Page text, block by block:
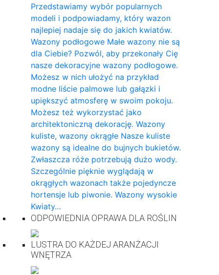
Przedstawiamy wybór popularnych
modeli i podpowiadamy, który wazon
najlepiej nadaje się do jakich kwiatów.
Wazony podłogowe Małe wazony nie są
dla Ciebie? Pozwól, aby przekonały Cię
nasze dekoracyjne wazony podłogowe.
Możesz w nich ułożyć na przykład
modne liście palmowe lub gałązki i
upiększyć atmosferę w swoim pokoju.
Możesz też wykorzystać jako
architektoniczną dekorację. Wazony
kuliste, wazony okrągłe Nasze kuliste
wazony są idealne do bujnych bukietów.
Zwłaszcza róże potrzebują dużo wody.
Szczególnie pięknie wyglądają w
okrągłych wazonach także pojedyncze
hortensje lub piwonie. Wazony wysokie
Kwiaty…
ODPOWIEDNIA OPRAWA DLA ROŚLIN
LUSTRA DO KAŻDEJ ARANŻACJI
WNĘTRZA